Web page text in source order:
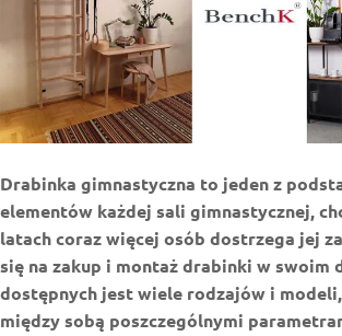
Drabinka gimnastyczna to jeden z
elementów każdej sali gimnastycznej,
latach coraz więcej osób dostrzega jej
się na zakup i montaż drabinki w swoim
dostępnych jest wiele rodzajów i
między sobą poszczególnymi